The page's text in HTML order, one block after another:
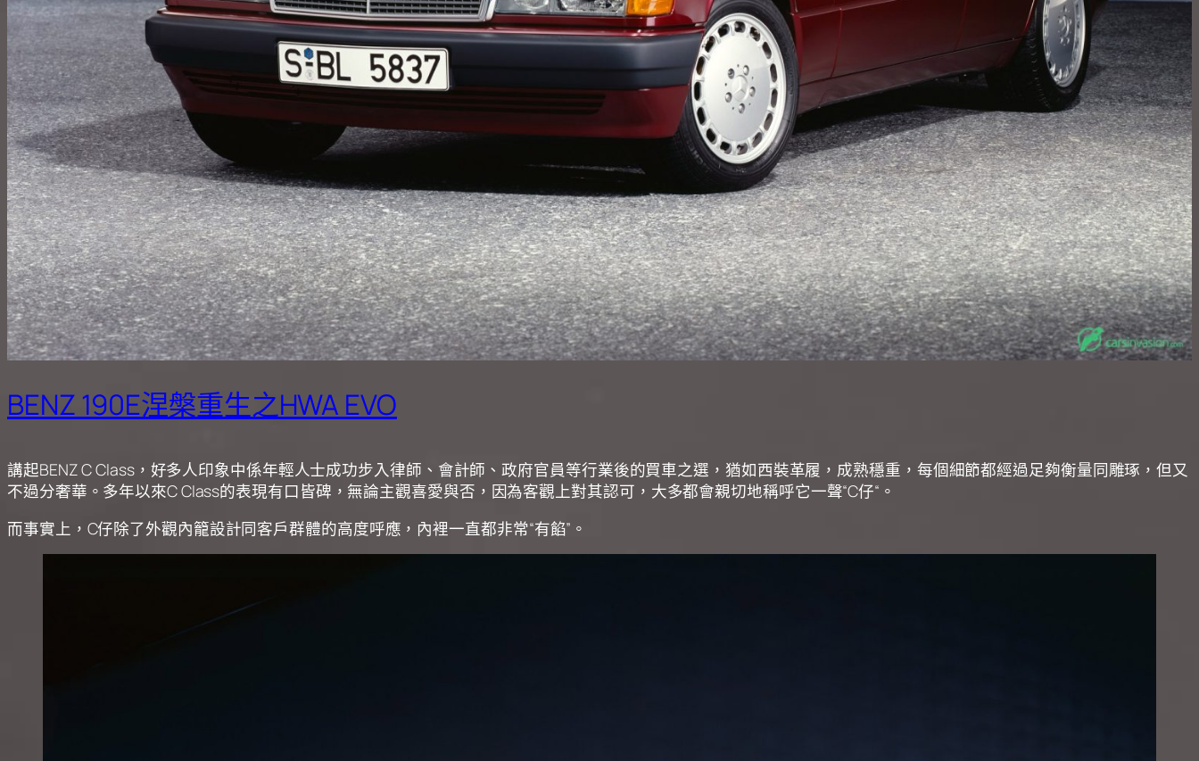
BENZ 190E涅槃重生之HWA EVO
講起BENZ C Class，好多人印象中係年輕人士成功步入律師、會計師、政府官員等行業後的買車之選，猶如西裝革履，成熟穩重，每個細節都經過足夠衡量同雕琢，但又
不過分奢華。多年以來C Class的表現有口皆碑，無論主觀喜愛與否，因為客觀上對其認可，大多都會親切地稱呼它一聲“C仔“。
而事實上，C仔除了外觀內籠設計同客戶群體的高度呼應，內裡一直都非常“有餡”。